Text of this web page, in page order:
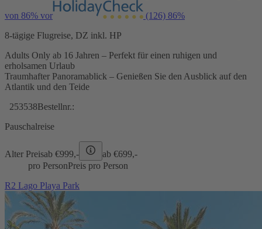
von 86% vor (126) 86%
8-tägige Flugreise, DZ inkl. HP
Adults Only ab 16 Jahren – Perfekt für einen ruhigen und
erholsamen Urlaub
Traumhafter Panoramablick – Genießen Sie den Ausblick auf den
Atlantik und den Teide
253538Bestellnr.:
Pauschalreise
Alter Preisab €999,- ab €699,-
pro PersonPreis pro Person
R2 Lago Playa Park